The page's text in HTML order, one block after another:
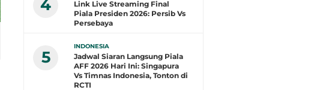
4
Link Live Streaming Final
Piala Presiden 2026: Persib Vs
Persebaya
5
INDONESIA
Jadwal Siaran Langsung Piala
AFF 2026 Hari Ini: Singapura
Vs Timnas Indonesia, Tonton di
RCTI